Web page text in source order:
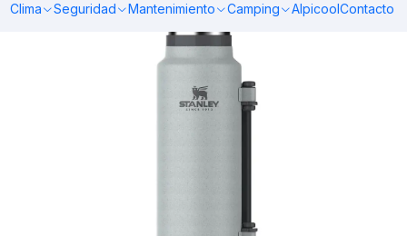
Clima Seguridad Mantenimiento Camping AlpicoolContacto